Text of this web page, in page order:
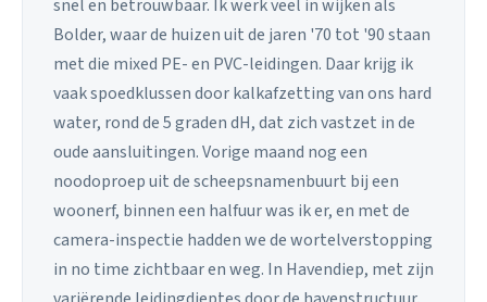
snel en betrouwbaar. Ik werk veel in wijken als
Bolder, waar de huizen uit de jaren '70 tot '90 staan
met die mixed PE- en PVC-leidingen. Daar krijg ik
vaak spoedklussen door kalkafzetting van ons hard
water, rond de 5 graden dH, dat zich vastzet in de
oude aansluitingen. Vorige maand nog een
noodoproep uit de scheepsnamenbuurt bij een
woonerf, binnen een halfuur was ik er, en met de
camera-inspectie hadden we de wortelverstopping
in no time zichtbaar en weg. In Havendiep, met zijn